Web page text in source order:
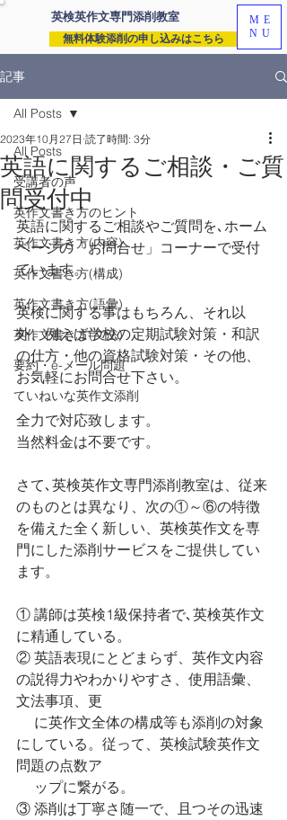
英検英作文専門添削教室
無料体験添削の申し込みはこちら
ME
NU
記事
All Posts
受講者の声
英作文書き方のヒント
英作文書き方(内容)
英作文書き方(構成)
英作文書き方(語彙)
英作文書き方(文法)
要約・e-メール問題
ていねいな英作文添削
All Posts
英語に関するご相談・ご質
問受付中
2023年10月27日 読了時間: 3分
英語に関するご相談やご質問を､ホーム
ページの「お問合せ」コーナーで受付
ています。
英検に関する事はもちろん、それ以
外、例えば学校の定期試験対策・和訳
の仕方・他の資格試験対策・その他、
お気軽にお問合せ下さい。
全力で対応致します。
当然料金は不要です。
さて､英検英作文専門添削教室は、従来
のものとは異なり、次の①～⑥の特徴
を備えた全く新しい、英検英作文を専
門にした添削サービスをご提供してい
ます。
① 講師は英検1級保持者で､英検英作文
に精通している。
② 英語表現にとどまらず、英作文内容
の説得力やわかりやすさ、使用語彙、
文法事項、更
に英作文全体の構成等も添削の対象
にしている。従って、英検試験英作文
問題の点数ア
     ップに繋がる。
③ 添削は丁寧さ随一で、且つその迅速